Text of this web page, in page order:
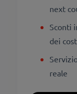
next
Sconti
dei
reale